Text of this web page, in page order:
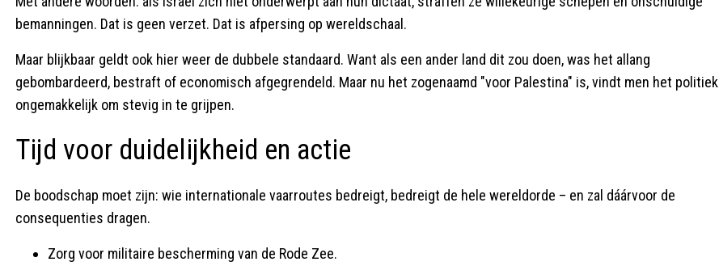
bemanningen. Dat is geen verzet. Dat is afpersing op wereldschaal.
Maar blijkbaar geldt ook hier weer de dubbele standaard. Want als een ander land dit zou doen, was het allang
gebombardeerd, bestraft of economisch afgegrendeld. Maar nu het zogenaamd "voor Palestina" is, vindt men het politiek
ongemakkelijk om stevig in te grijpen.
Tijd voor duidelijkheid en actie
De boodschap moet zijn: wie internationale vaarroutes bedreigt, bedreigt de hele wereldorde – en zal dáárvoor de
consequenties dragen.
Zorg voor militaire bescherming van de Rode Zee.